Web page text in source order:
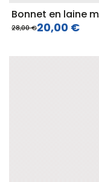
Bonnet en laine
28,00 €20,00 €